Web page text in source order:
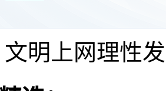
文明上网理性